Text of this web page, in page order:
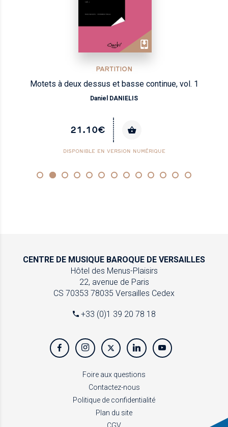
PARTITION
Motets à deux dessus et basse continue, vol. 1
Daniel DANIELIS
21.10€
DISPONIBLE EN VERSION NUMÉRIQUE
CENTRE DE MUSIQUE BAROQUE DE VERSAILLES
Hôtel des Menus-Plaisirs
22, avenue de Paris
CS 70353 78035 Versailles Cedex
+33 (0)1 39 20 78 18
Foire aux questions
Contactez-nous
Politique de confidentialité
Plan du site